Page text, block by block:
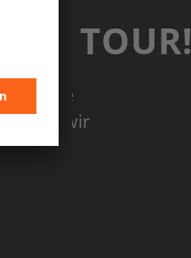
TOUR!
Die
haben wir